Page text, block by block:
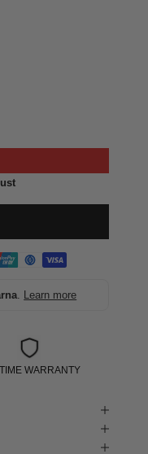
. Learn more
WARRANTY